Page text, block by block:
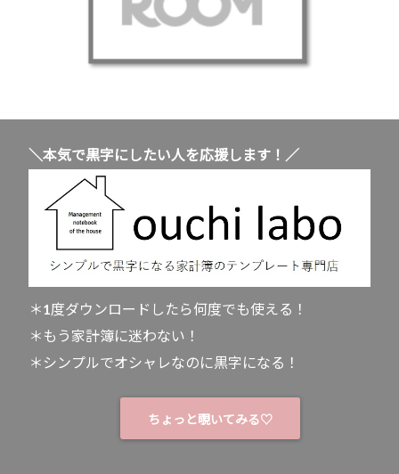
＼本気で黒字にしたい人を応援します！／
＊1度ダウンロードしたら何度でも使える！
＊もう家計簿に迷わない！
＊シンプルでオシャレなのに黒字になる！
ちょっと覗いてみる♡